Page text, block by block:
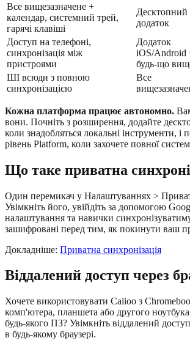
Все вищезазначене +
календар, системний трей,
гарячі клавіші
Десктопний
додаток
Доступ на телефоні,
синхронізація між
пристроями
Додаток
iOS/Android
будь-що
ШІ всюди з повною
синхронізацією
Все
Кожна платформа працює автономно.
вони. Почніть з розширення, додайте
коли знадобляться локальні інструменти, і
рівень Platform, коли захочете повної
Що таке приватна
Один перемикач у Налаштуваннях >
Увімкніть його, увійдіть за допомогою
налаштування та навички
зашифровані перед тим, як покинути ваш
Докладніше: Приватна синхронізація
Віддалений доступ через
Хочете використовувати Caiioo з
комп'ютера, планшета або другого
будь-якого ПЗ? Увімкніть віддалений
в будь-якому браузері.